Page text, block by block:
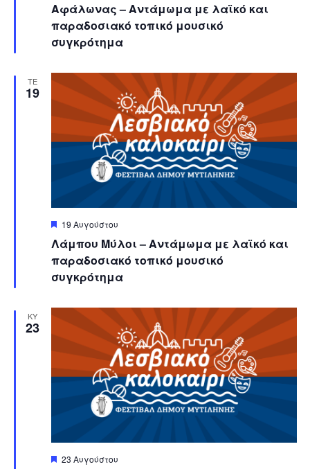
Αφάλωνας – Αντάμωμα με λαϊκό και
παραδοσιακό τοπικό μουσικό
συγκρότημα
ΤΕ
19
Λάμπου Μύλοι – Αντάμωμα με λαϊκό και
παραδοσιακό τοπικό μουσικό
συγκρότημα
Featured
19 Αυγούστου
ΚΥ
23
Featured
23 Αυγούστου